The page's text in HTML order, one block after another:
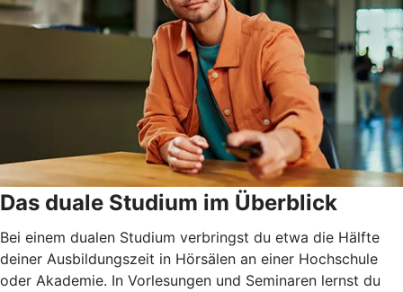
Das duale Studium im Überblick
Bei einem dualen Studium verbringst du etwa die Hälfte
deiner Ausbildungszeit in Hörsälen an einer Hochschule
oder Akademie. In Vorlesungen und Seminaren lernst du